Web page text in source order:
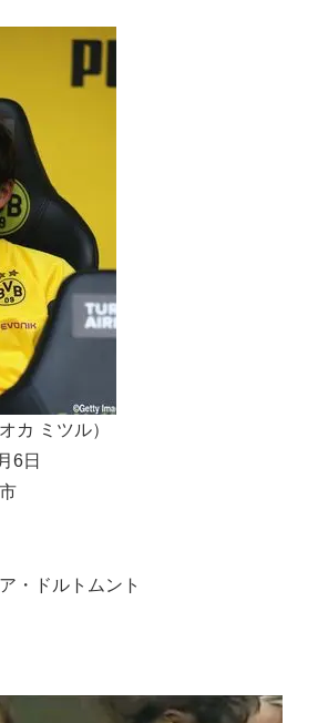
カ ミツル）
6日
・ドルトムント